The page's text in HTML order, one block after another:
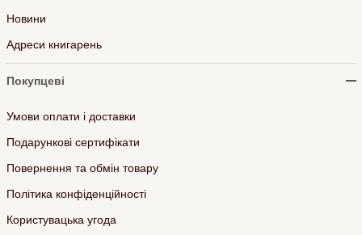
Новини
Адреси книгарень
Покупцеві
Умови оплати і доставки
Подарункові сертифікати
Повернення та обмін товару
Політика конфіденційності
Користувацька угода